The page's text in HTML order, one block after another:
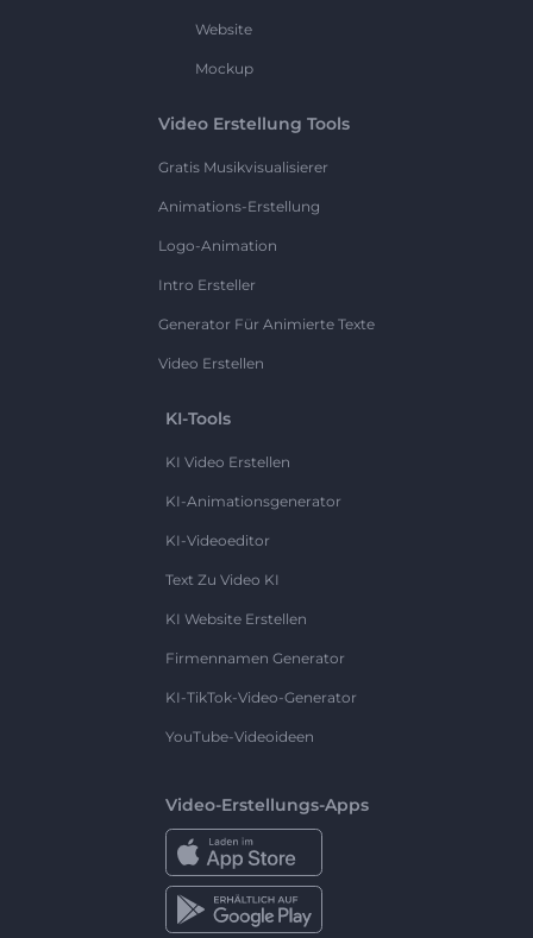
Website
Mockup
Video Erstellung Tools
Gratis Musikvisualisierer
Animations-Erstellung
Logo-Animation
Intro Ersteller
Generator Für Animierte Texte
Video Erstellen
KI-Tools
KI Video Erstellen
KI-Animationsgenerator
KI-Videoeditor
Text Zu Video KI
KI Website Erstellen
Firmennamen Generator
KI-TikTok-Video-Generator
YouTube-Videoideen
Video-Erstellungs-Apps